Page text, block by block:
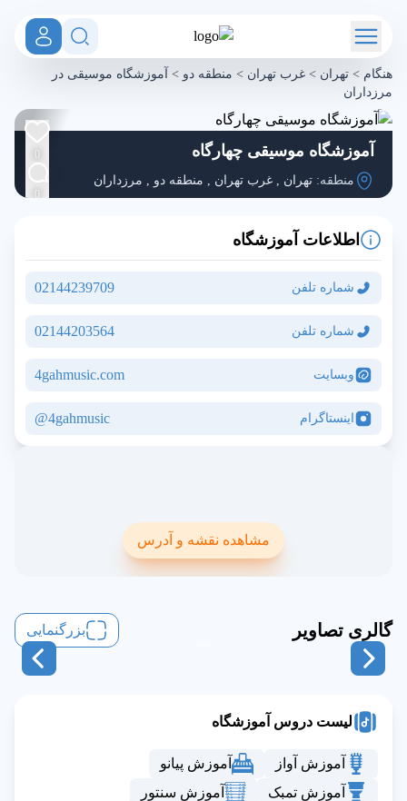
هنگام > تهران > غرب تهران > منطقه دو > آموزشگاه موسیقی در
مرزداران
آموزشگاه موسیقی چهارگاه
منطقه: تهران , غرب تهران , منطقه دو , مرزداران
0
0
اطلاعات آموزشگاه
شماره تلفن 02144239709
شماره تلفن 02144203564
وبسایت 4gahmusic.com
اینستاگرام 4gahmusic@
مشاهده نقشه و آدرس
گالری تصاویر بزرگنمایی
لیست دروس آموزشگاه
آموزش آواز
آموزش پیانو
آموزش تمبک
آموزش سنتور